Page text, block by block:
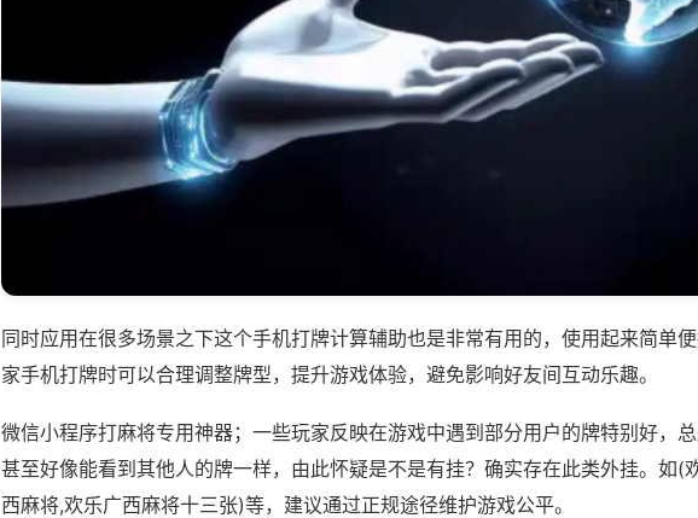
同时应用在很多场景之下这个手机打牌计算辅助也是非常有用的，使用起来简单
家手机打牌时可以合理调整牌型，提升游戏体验，避免影响好友间互动乐趣。
微信小程序打麻将专用神器；一些玩家反映在游戏中遇到部分用户的牌特别好，总
甚至好像能看到其他人的牌一样，由此怀疑是不是有挂？确实存在此类外挂。如(
西麻将,欢乐广西麻将十三张)等，建议通过正规途径维护游戏公平。